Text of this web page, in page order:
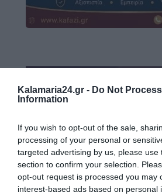
Kalamaria24.gr - Do Not
Information
If you wish to opt-out of the sale,
processing of your personal or
targeted advertising by us, please use
section to confirm your selection.
opt-out request is processed you may
interest-based ads based on personal